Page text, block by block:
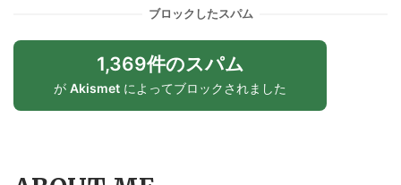
ブロックしたスパム
1,369件のスパム
が Akismet によってブロックされました